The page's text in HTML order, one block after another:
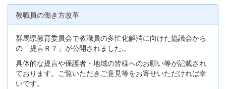
教職員の働き方改革
群馬県教育委員会で教職員の多忙化解消に向けた協議会から
の「提言Ｒ７」が公開されました.。
具体的な提言や保護者・地域の皆様へのお願い等が記載され
ております。ご覧いただきご意見等をお寄せいただければ幸
いです。